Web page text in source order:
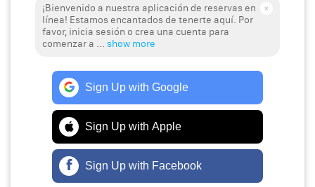
¡Bienvenido a nuestra aplicación de reservas en
línea! Estamos encantados de tenerte aquí. Por
favor, inicia sesión o crea una cuenta para
comenzar a ... show more
Sign Up with Google
Sign Up with Apple
Sign Up with Facebook